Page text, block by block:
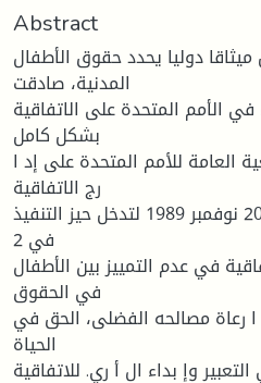
Abstract
دولیا یحدد حقوق الأطفال
المدنیة، صادقت
في الأمم المتحدة على الاتفاقیة
بشكل كامل
العامة للأمم المتحدة على إد ا
رج الاتفاقیة
ضمن القانون الدولي في 20 نوفمبر 1989 لتدخل حیز التنفیذ
في 2
الاتفاقیة في عدم التمییز بین الأطفال
في الحقوق
رعاة مصالحه الفضلى، الحق في
الحیاة
وإ بداء ال أ ري. للاتفاقیة